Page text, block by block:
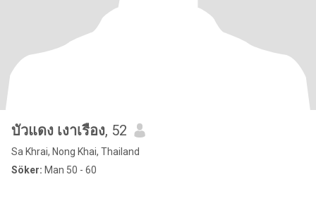
บัวแดง เงาเรือง, 52
Sa Khrai, Nong Khai, Thailand
Söker: Man 50 - 60